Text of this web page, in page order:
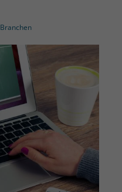
Branchen